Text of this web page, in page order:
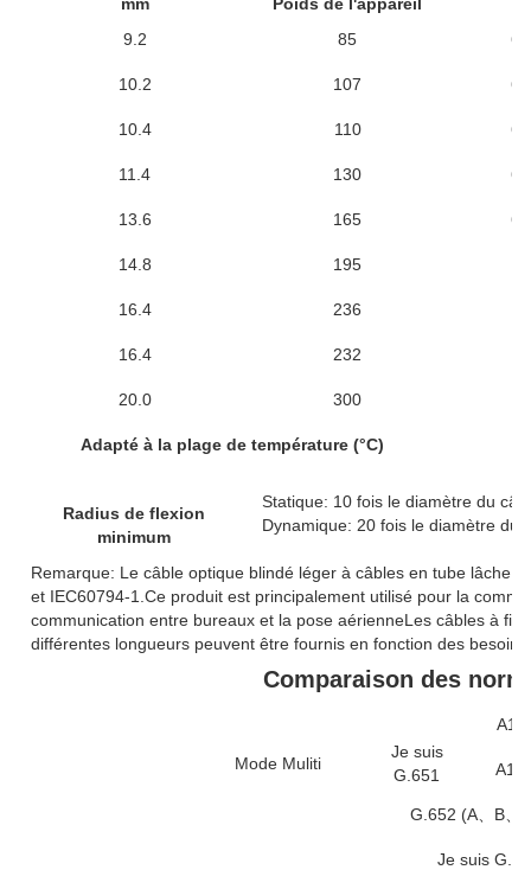
9.2
85
10.2 107
10.4 110
11.4 130
13.6 165
14.8 195
16.4 236
16.4 232
20.0 300
Adapté à la plage de température (°C)
Radius de flexion
minimum
Statique: 10 fois le diamètre du
Dynamique: 20 fois le diamètre du
Remarque: Le câble optique blindé léger à câbles en tube lâche
et IEC60794-1.Ce produit est principalement utilisé pour la
communication entre bureaux et la pose aérienneLes câbles à
différentes longueurs peuvent être fournis en fonction des
Comparaison des
Mode Muliti
Je suis
G.651
G.652 (A、B、
Je suis